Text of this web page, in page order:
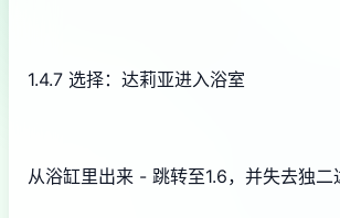
1.4.7 选择：达莉亚进入浴室
从浴缸里出来 - 跳转至1.6，并失去独二